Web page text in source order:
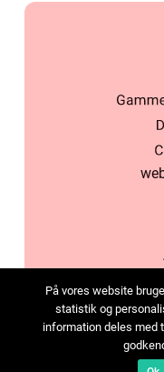
På vores website
statistik og
information deles med